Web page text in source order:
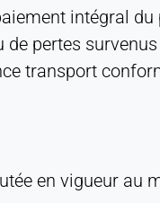
intégral
pertes
transport
en vigueur au